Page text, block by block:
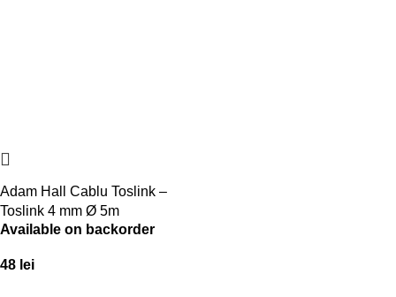
Adam Hall Cablu Toslink –
Toslink 4 mm Ø 5m
Available on backorder
48 lei